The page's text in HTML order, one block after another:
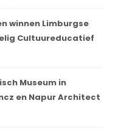
winnen Limburgse
Cultuureducatief
Museum in
en Napur Architect